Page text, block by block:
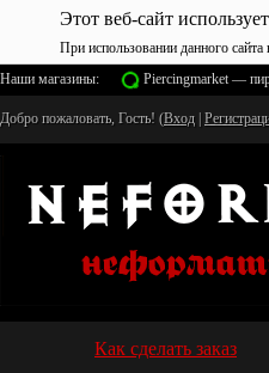
Этот веб-сайт
При использовании данного
Наши магазины:
Piercingmarket —
Добро пожаловать, Гость! (Вход
Как сделать заказ